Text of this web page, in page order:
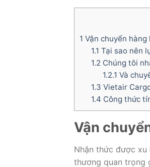
1 Vận chuyển
1.1 Tại sao nên
1.2 Chúng tôi
1.2.1 Và
1.3 Vietair
1.4 Công thức
Vận
Nhận thức được
thương quan trọng